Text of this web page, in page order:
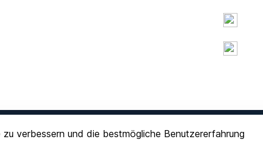
verbessern und die bestmögliche Benutzererfahrung